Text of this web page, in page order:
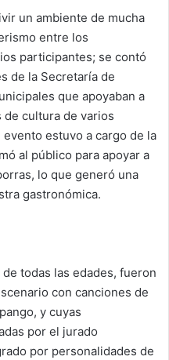
un ambiente de mucha
entre los
participantes; se contó
de la Secretaría de
que apoyaban a
cultura de varios
estuvo a cargo de la
al público para apoyar a
lo que generó una
gastronómica.
todas las edades, fueron
con canciones de
y cuyas
por el jurado
por personalidades de